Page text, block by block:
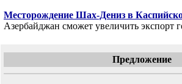
Месторождение Шах-Дениз в
Азербайджан сможет увеличить экспорт
Предложение